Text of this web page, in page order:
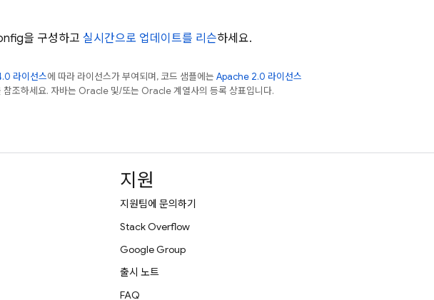
을 구성하고 실시간으로 업데이트를 리슨하세요.
라이선스에 따라 라이선스가 부여되며, 코드 샘플에는 Apache 2.0 라이선스
참조하세요. 자바는 Oracle 및/또는 Oracle 계열사의 등록 상표입니다.
지원
지원팀에 문의하기
Stack Overflow
Google Group
출시 노트
FAQ